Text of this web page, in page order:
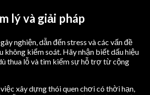
lý và giải pháp
nghiện, dẫn đến stress và các vấn đề
không kiểm soát. Hãy nhận biết dấu hiệu
thua lỗ và tìm kiếm sự hỗ trợ từ cộng
xây dựng thói quen chơi có thời hạn,